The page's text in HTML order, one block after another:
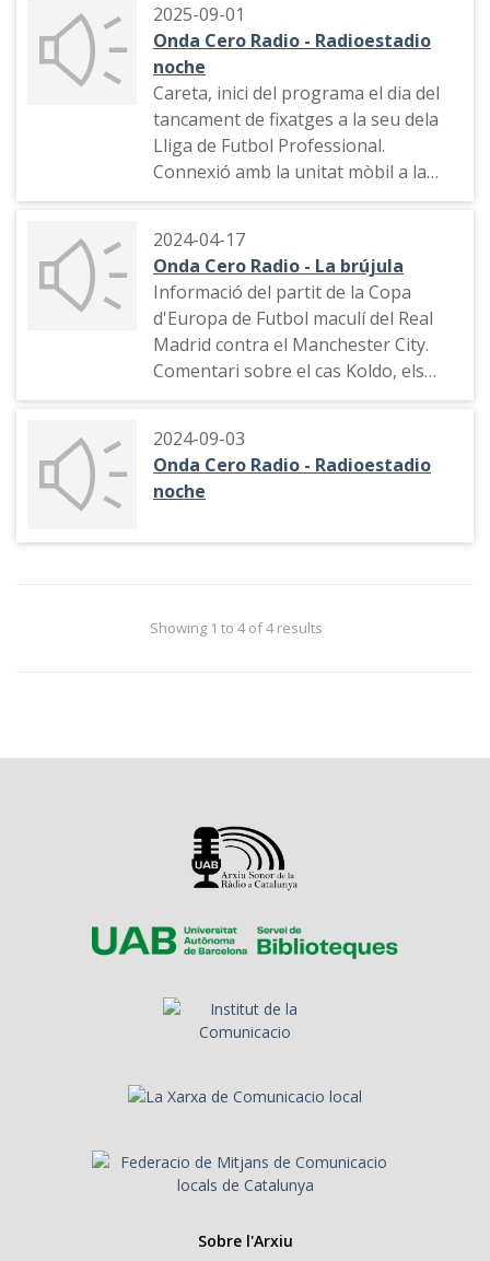
2025-09-01
Onda Cero Radio - Radioestadio
noche
Careta, inici del programa el dia del
tancament de fixatges a la seu dela
Lliga de Futbol Professional.
Connexió amb la unitat mòbil a la
seu de la Lliga
2024-04-17
Onda Cero Radio - La brújula
Informació del partit de la Copa
d'Europa de Futbol maculí del Real
Madrid contra el Manchester City.
Comentari sobre el cas Koldo, els
fiscals i els pactes polítics del Partido
amb Bildu
2024-09-03
Onda Cero Radio - Radioestadio
noche
Showing 1 to 4 of 4 results
Sobre l'Arxiu